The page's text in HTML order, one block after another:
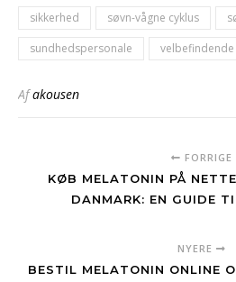
sikkerhed søvn-vågne cyklus
sundhedspersonale
velbefindende
Afakousen
FORRIGE
KØB MELATONIN PÅ
DANMARK: EN GUIDE
NYERE
BESTIL MELATONIN ONLINE